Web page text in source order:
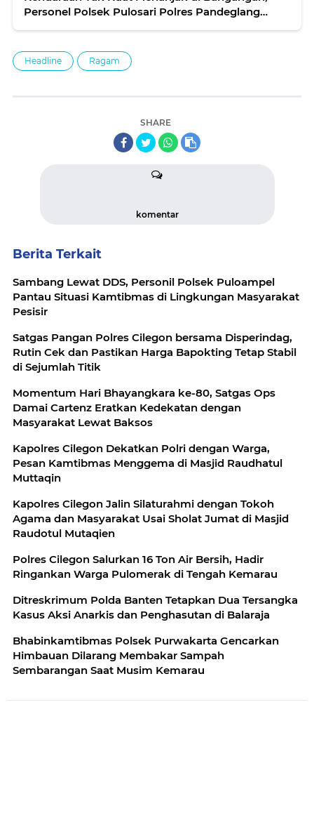
Personel Polsek Pulosari Polres Pandeglang
Headline Ragam
SHARE
komentar
Berita Terkait
Sambang Lewat DDS, Personil Polsek Puloampel
Pantau Situasi Kamtibmas di Lingkungan Masyarakat
Pesisir
Satgas Pangan Polres Cilegon bersama Disperindag,
Rutin Cek dan Pastikan Harga Bapokting Tetap Stabil
di Sejumlah Titik
Momentum Hari Bhayangkara ke-80, Satgas Ops
Damai Cartenz Eratkan Kedekatan dengan
Masyarakat Lewat Baksos
Kapolres Cilegon Dekatkan Polri dengan Warga,
Pesan Kamtibmas Menggema di Masjid Raudhatul
Muttaqin
Kapolres Cilegon Jalin Silaturahmi dengan Tokoh
Agama dan Masyarakat Usai Sholat Jumat di Masjid
Raudotul Mutaqien
Polres Cilegon Salurkan 16 Ton Air Bersih, Hadir
Ringankan Warga Pulomerak di Tengah Kemarau
Ditreskrimum Polda Banten Tetapkan Dua Tersangka
Kasus Aksi Anarkis dan Penghasutan di Balaraja
Bhabinkamtibmas Polsek Purwakarta Gencarkan
Himbauan Dilarang Membakar Sampah
Sembarangan Saat Musim Kemarau